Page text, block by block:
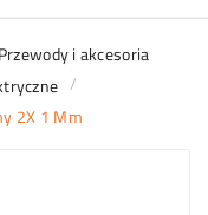
Przewody i akcesoria
2X 1 Mm